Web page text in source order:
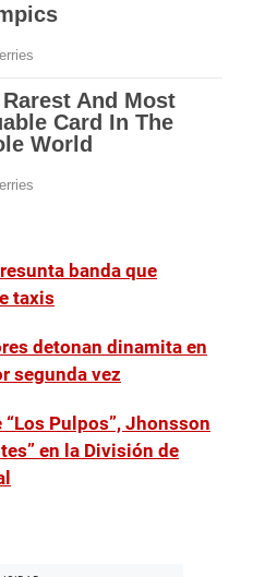
banda que
taxis
detonan dinamita en
segunda vez
Pulpos”, Jhonsson
en la División de